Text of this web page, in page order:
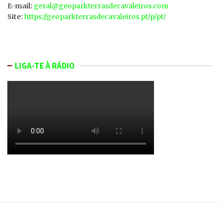
E-mail: geral@geoparkterrasdecavaleiros.com
Site: https://geoparkterrasdecavaleiros.pt/p/pt/
LIGA-TE À RÁDIO